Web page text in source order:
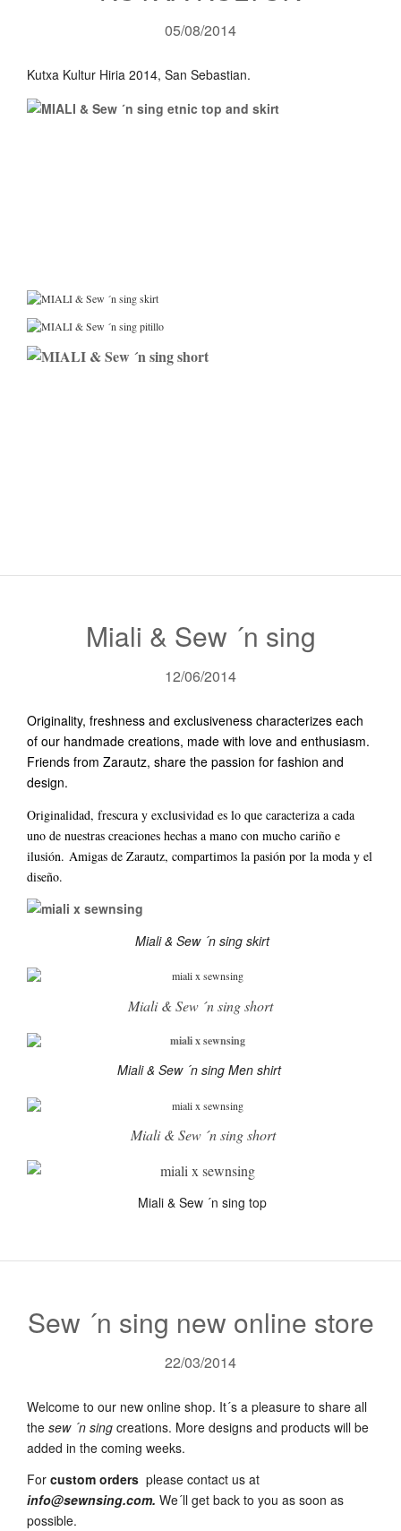
05/08/2014
Kutxa Kultur Hiria 2014, San Sebastian.
Miali & Sew ´n sing
12/06/2014
Originality, freshness and exclusiveness characterizes each
of our handmade creations, made with love and enthusiasm.
Friends from Zarautz, share the passion for fashion and
design.
Originalidad, frescura y exclusividad es lo que caracteriza a cada
uno de nuestras creaciones hechas a mano con mucho cariño e
ilusión. Amigas de Zarautz, compartimos la pasión por la moda y el
diseño.
Miali & Sew ´n sing skirt
Miali & Sew ´n sing short
Miali & Sew ´n sing Men shirt
Miali & Sew ´n sing short
Miali & Sew ´n sing top
Sew ´n sing new online store
22/03/2014
Welcome to our new online shop. It´s a pleasure to share all
the sew ´n sing creations. More designs and products will be
added in the coming weeks.
For custom orders please contact us at
info@sewnsing.com. We´ll get back to you as soon as
possible.